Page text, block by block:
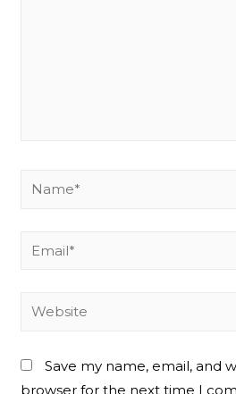
Name*
Email*
Website
Save my name, email, and
browser for the next time I